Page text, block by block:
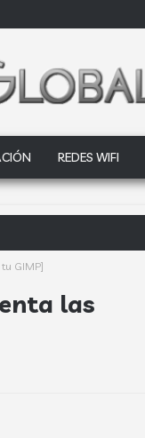
REDES WIFI
GIMP]
las